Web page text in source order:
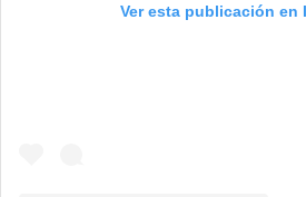
Ver esta publicación en